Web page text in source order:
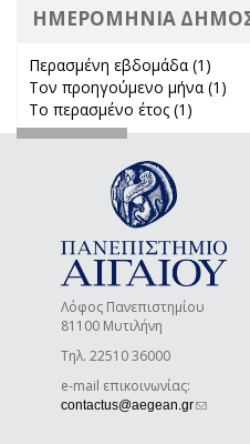
ΗΜΕΡΟΜΗΝΙΑ
Περασμένη εβδομάδα (1)
Τον προηγούμενο μήνα (1)
Το περασμένο έτος (1)
Λόφος Πανεπιστημίου
81100 Μυτιλήνη
Τηλ. 22510 36000
e-mail επικοινωνίας:
contactus@aegean.gr(link